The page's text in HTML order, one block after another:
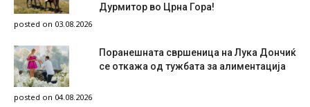
Дурмитор во Црна Гора!
posted on 03.08.2026
Поранешната свршеница на Лука Дончиќ
се откажа од тужбата за алиментација
posted on 04.08.2026